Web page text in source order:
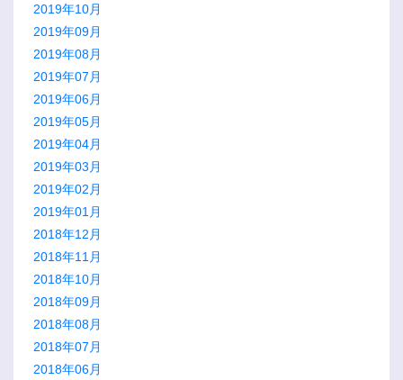
2019年10月
2019年09月
2019年08月
2019年07月
2019年06月
2019年05月
2019年04月
2019年03月
2019年02月
2019年01月
2018年12月
2018年11月
2018年10月
2018年09月
2018年08月
2018年07月
2018年06月